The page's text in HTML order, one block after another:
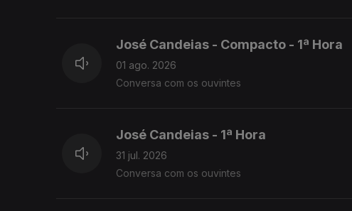
José Candeias - Compacto - 1ª Hora
01 ago. 2026
Conversa com os ouvintes
José Candeias - 1ª Hora
31 jul. 2026
Conversa com os ouvintes